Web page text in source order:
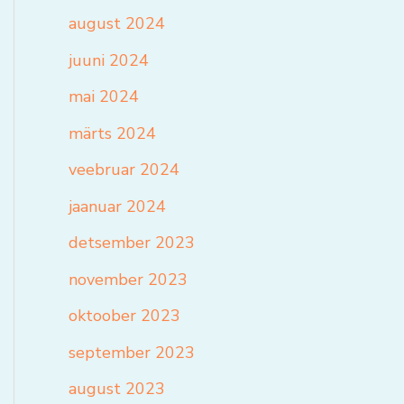
august 2024
juuni 2024
mai 2024
märts 2024
veebruar 2024
jaanuar 2024
detsember 2023
november 2023
oktoober 2023
september 2023
august 2023